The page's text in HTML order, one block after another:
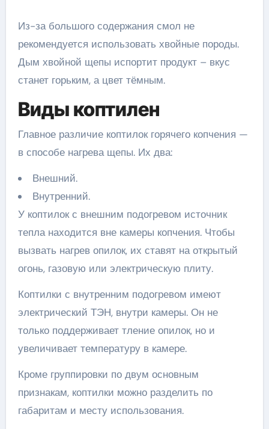
Из-за большого содержания смол не
рекомендуется использовать хвойные породы.
Дым хвойной щепы испортит продукт – вкус
станет горьким, а цвет тёмным.
Виды коптилен
Главное различие коптилок горячего копчения —
в способе нагрева щепы. Их два:
Внешний.
Внутренний.
У коптилок с внешним подогревом источник
тепла находится вне камеры копчения. Чтобы
вызвать нагрев опилок, их ставят на открытый
огонь, газовую или электрическую плиту.
Коптилки с внутренним подогревом имеют
электрический ТЭН, внутри камеры. Он не
только поддерживает тление опилок, но и
увеличивает температуру в камере.
Кроме группировки по двум основным
признакам, коптилки можно разделить по
габаритам и месту использования.